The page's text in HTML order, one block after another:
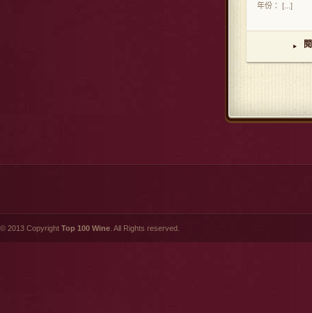
年份： [...]
▸
© 2013 Copyright Top 100 Wine . All Rights reserved.